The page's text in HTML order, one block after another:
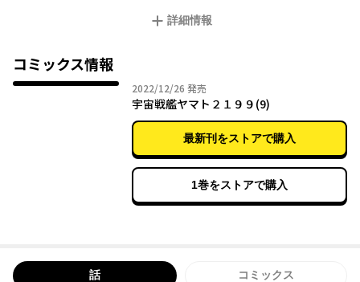
詳細情報
コミックス情報
2022/12/26 2022年12月26日
発売
宇宙戦艦ヤマト２１９９(9)
最新刊をストアで購入
1巻をストアで購入
話 コミックス